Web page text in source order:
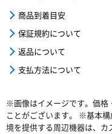
商品到着目安
保証規約について
返品について
支払方法について
※画像はイメージです。価格
ことがございます。 ※基本
境を提供する周辺機器は、